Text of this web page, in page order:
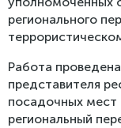
регионального
Работа
представителя
посадочных
региональный